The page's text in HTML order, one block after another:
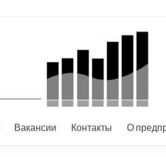
Вакансии Контакты О